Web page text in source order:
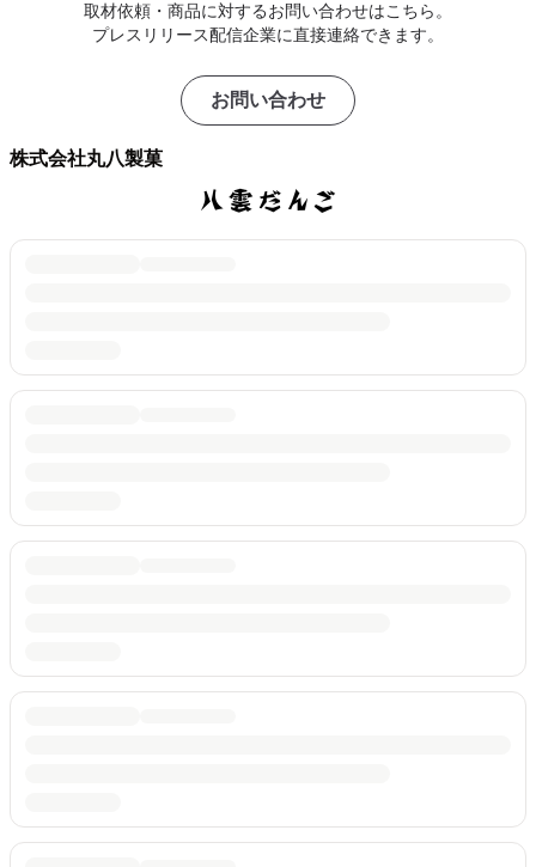
取材依頼・商品に対するお問い合わせはこちら。
プレスリリース配信企業に直接連絡できます。
お問い合わせ
株式会社丸八製菓